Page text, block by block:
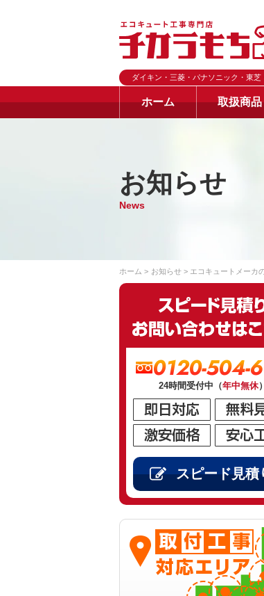
ダイキン・三菱・パナソニック・東芝
ホーム 取扱商
お知らせ
News
ホーム お知らせ エコキュートメーカ
0120-504-
24時間受付中（年中無休）
スピード見積